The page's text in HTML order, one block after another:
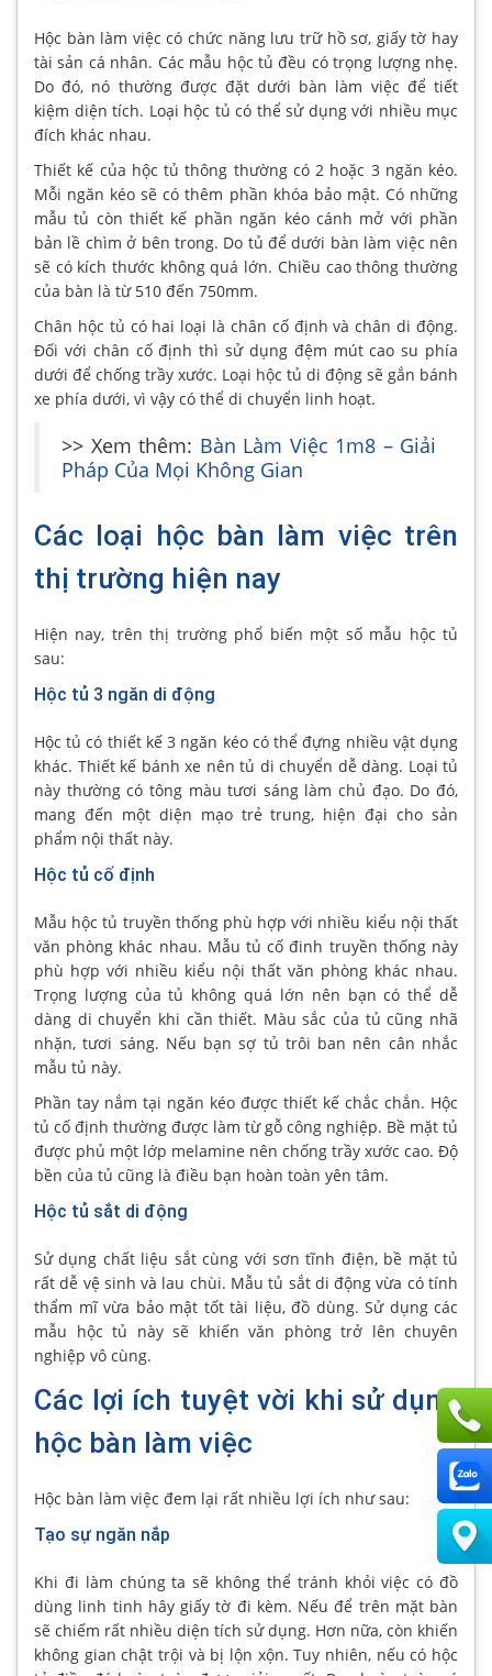
Hộc bàn làm việc có chức năng lưu trữ hồ sơ, giấy tờ hay
tài sản cá nhân. Các mẫu hộc tủ đều có trọng lượng nhẹ.
Do đó, nó thường được đặt dưới bàn làm việc để tiết
kiệm diện tích. Loại hộc tủ có thể sử dụng với nhiều mục
đích khác nhau.
Thiết kế của hộc tủ thông thường có 2 hoặc 3 ngăn kéo.
Mỗi ngăn kéo sẽ có thêm phần khóa bảo mật. Có những
mẫu tủ còn thiết kế phần ngăn kéo cánh mở với phần
bản lề chìm ở bên trong. Do tủ để dưới bàn làm việc nên
sẽ có kích thước không quá lớn. Chiều cao thông thường
của bàn là từ 510 đến 750mm.
Chân hộc tủ có hai loại là chân cố định và chân di động.
Đối với chân cố định thì sử dụng đệm mút cao su phía
dưới để chống trầy xước. Loại hộc tủ di động sẽ gắn bánh
xe phía dưới, vì vậy có thể di chuyển linh hoạt.
>> Xem thêm: Bàn Làm Việc 1m8 – Giải
Pháp Của Mọi Không Gian
Các loại hộc bàn làm việc trên
thị trường hiện nay
Hiện nay, trên thị trường phổ biến một số mẫu hộc tủ
sau:
Hộc tủ 3 ngăn di động
Hộc tủ có thiết kế 3 ngăn kéo có thể đựng nhiều vật dụng
khác. Thiết kế bánh xe nên tủ di chuyển dễ dàng. Loại tủ
này thường có tông màu tươi sáng làm chủ đạo. Do đó,
mang đến một diện mạo trẻ trung, hiện đại cho sản
phẩm nội thất này.
Hộc tủ cố định
Mẫu hộc tủ truyền thống phù hợp với nhiều kiểu nội thất
văn phòng khác nhau. Mẫu tủ cố đinh truyền thống này
phù hợp với nhiều kiểu nội thất văn phòng khác nhau.
Trọng lượng của tủ không quá lớn nên bạn có thể dễ
dàng di chuyển khi cần thiết. Màu sắc của tủ cũng nhã
nhặn, tươi sáng. Nếu bạn sợ tủ trôi ban nên cân nhắc
mẫu tủ này.
Phần tay nắm tại ngăn kéo được thiết kế chắc chắn. Hộc
tủ cố định thường được làm từ gỗ công nghiệp. Bề mặt tủ
được phủ một lớp melamine nên chống trầy xước cao. Độ
bền của tủ cũng là điều bạn hoàn toàn yên tâm.
Hộc tủ sắt di động
Sử dụng chất liệu sắt cùng với sơn tĩnh điện, bề mặt tủ
rất dễ vệ sinh và lau chùi. Mẫu tủ sắt di động vừa có tính
thẩm mĩ vừa bảo mật tốt tài liệu, đồ dùng. Sử dụng các
mẫu hộc tủ này sẽ khiến văn phòng trở lên chuyên
nghiệp vô cùng.
Các lợi ích tuyệt vời khi sử dụng
hộc bàn làm việc
Hộc bàn làm việc đem lại rất nhiều lợi ích như sau:
Tạo sự ngăn nắp
Khi đi làm chúng ta sẽ không thể tránh khỏi việc có đồ
dùng linh tinh hây giấy tờ đi kèm. Nếu để trên mặt bàn
sẽ chiếm rất nhiều diện tích sử dụng. Hơn nữa, còn khiến
không gian chật trội và bị lộn xộn. Tuy nhiên, nếu có hộc